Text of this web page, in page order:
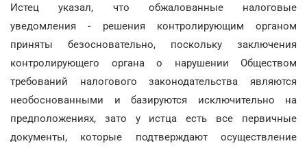
Истец указал, что обжалованные налоговые
уведомления - решения контролирующим органом
приняты безосновательно, поскольку заключения
контролирующего органа о нарушении Обществом
требований налогового законодательства являются
необоснованными и базируются исключительно на
предположениях, зато у истца есть все первичные
документы, которые подтверждают осуществление